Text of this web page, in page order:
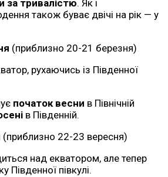
тривалістю. Як і
також буває двічі на рік — у
(приблизно 20-21 березня)
рухаючись із Південної
початок весни в Північній
в Південній.
(приблизно 22-23 вересня)
над екватором, але тепер
Південної півкулі.